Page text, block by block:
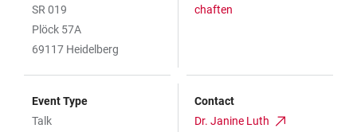
SR 019
Plöck 57A
69117 Heidelberg
chaften
Event Type
Talk
Contact
Dr. Janine Luth